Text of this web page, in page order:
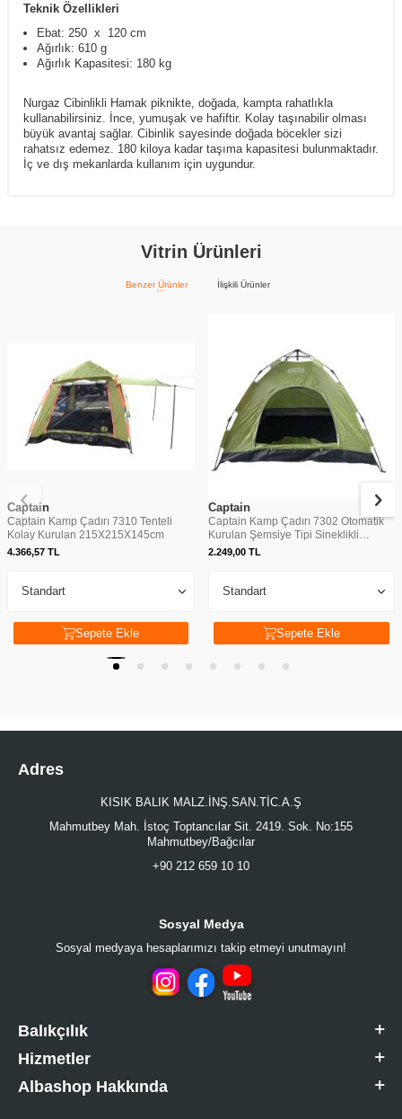
Teknik Özellikleri
Ebat: 250 x 120 cm
Ağırlık: 610 g
Ağırlık Kapasitesi: 180 kg
Nurgaz Cibinlikli Hamak piknikte, doğada, kampta rahatlıkla
kullanabilirsiniz. İnce, yumuşak ve hafiftir. Kolay taşınabilir olması
büyük avantaj sağlar. Cibinlik sayesinde doğada böcekler sizi
rahatsız edemez. 180 kiloya kadar taşıma kapasitesi bulunmaktadır.
İç ve dış mekanlarda kullanım için uygundur.
Vitrin Ürünleri
Benzer Ürünler İlişkili Ürünler
Captain
Captain Kamp Çadırı 7310 Tenteli
Kolay Kurulan 215X215X145cm
4.366,57 TL
Sepete Ekle
Captain
Captain Kamp Çadırı 7302 Otomatik
Kurulan Şemsiye Tipi Sineklikli
200x150x125cm
2.249,00TL
Sepete Ekle
Adres
KISIK BALIK MALZ.İNŞ.SAN.TİC.A.Ş
Mahmutbey Mah. İstoç Toptancılar Sit. 2419. Sok. No:155
Mahmutbey/Bağcılar
+90 212 659 10 10
Sosyal Medya
Sosyal medyaya hesaplarımızı takip etmeyi unutmayın!
Balıkçılık
Hizmetler
Albashop Hakkında